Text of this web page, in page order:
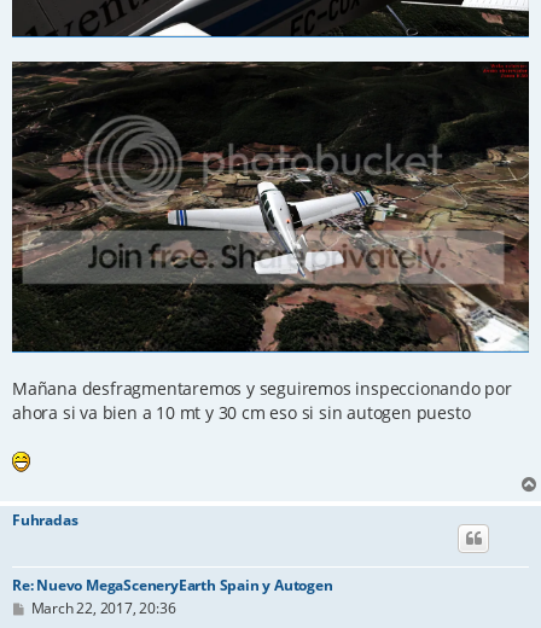
Mañana desfragmentaremos y seguiremos inspeccionando por
ahora si va bien a 10 mt y 30 cm eso si sin autogen puesto
Fuhradas
Re: Nuevo MegaSceneryEarth Spain y Autogen
PMarch 22, 2017, 20:36